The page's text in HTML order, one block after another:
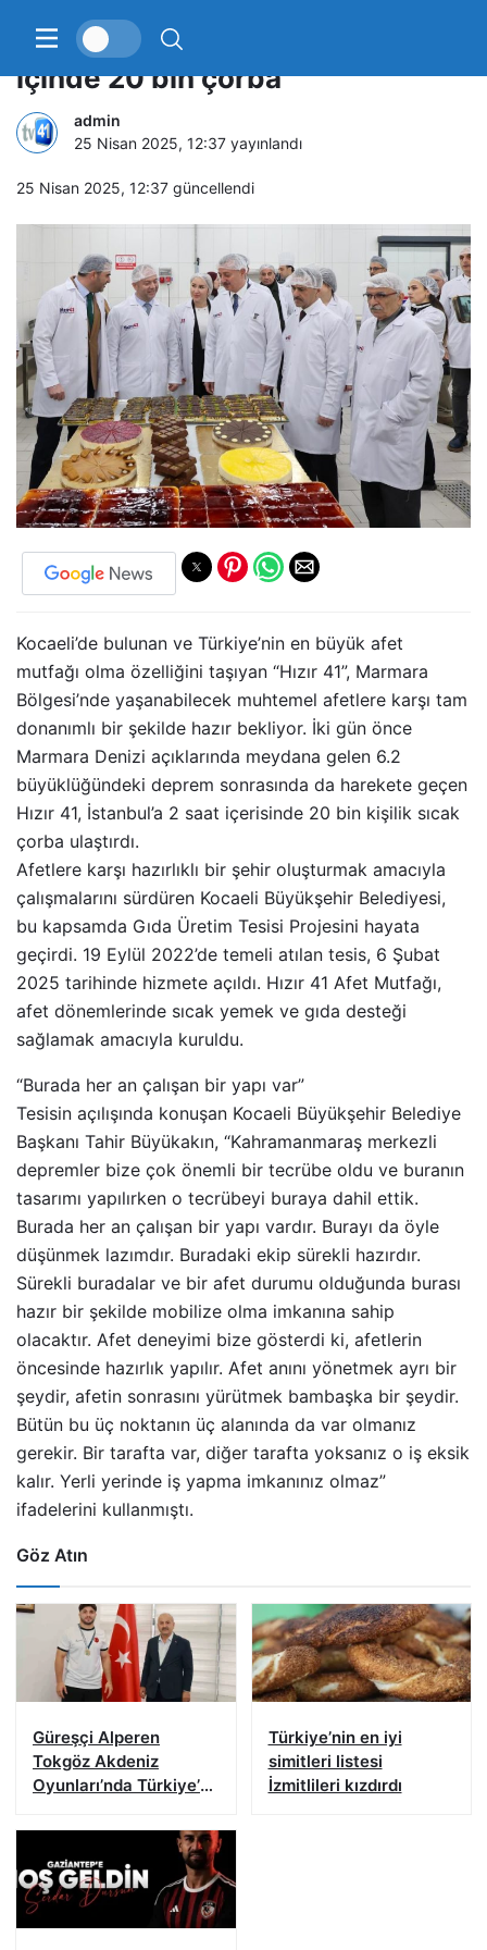
Deprem sonrası İstanbul’a 2 saat
içinde 20 bin çorba
admin
25 Nisan 2025, 12:37 yayınlandı
25 Nisan 2025, 12:37 güncellendi
Kocaeli’de bulunan ve Türkiye’nin en büyük afet
mutfağı olma özelliğini taşıyan “Hızır 41”, Marmara
Bölgesi’nde yaşanabilecek muhtemel afetlere karşı tam
donanımlı bir şekilde hazır bekliyor. İki gün önce
Marmara Denizi açıklarında meydana gelen 6.2
büyüklüğündeki deprem sonrasında da harekete geçen
Hızır 41, İstanbul’a 2 saat içerisinde 20 bin kişilik sıcak
çorba ulaştırdı.
Afetlere karşı hazırlıklı bir şehir oluşturmak amacıyla
çalışmalarını sürdüren Kocaeli Büyükşehir Belediyesi,
bu kapsamda Gıda Üretim Tesisi Projesini hayata
geçirdi. 19 Eylül 2022’de temeli atılan tesis, 6 Şubat
2025 tarihinde hizmete açıldı. Hızır 41 Afet Mutfağı,
afet dönemlerinde sıcak yemek ve gıda desteği
sağlamak amacıyla kuruldu.
“Burada her an çalışan bir yapı var”
Tesisin açılışında konuşan Kocaeli Büyükşehir Belediye
Başkanı Tahir Büyükakın, “Kahramanmaraş merkezli
depremler bize çok önemli bir tecrübe oldu ve buranın
tasarımı yapılırken o tecrübeyi buraya dahil ettik.
Burada her an çalışan bir yapı vardır. Burayı da öyle
düşünmek lazımdır. Buradaki ekip sürekli hazırdır.
Sürekli buradalar ve bir afet durumu olduğunda burası
hazır bir şekilde mobilize olma imkanına sahip
olacaktır. Afet deneyimi bize gösterdi ki, afetlerin
öncesinde hazırlık yapılır. Afet anını yönetmek ayrı bir
şeydir, afetin sonrasını yürütmek bambaşka bir şeydir.
Bütün bu üç noktanın üç alanında da var olmanız
gerekir. Bir tarafta var, diğer tarafta yoksanız o iş eksik
kalır. Yerli yerinde iş yapma imkanınız olmaz”
ifadelerini kullanmıştı.
Göz Atın
Güreşçi Alperen
Tokgöz Akdeniz
Oyunları’nda Türkiye’yi
Türkiye’nin en iyi
simitleri listesi
İzmitlileri kızdırdı